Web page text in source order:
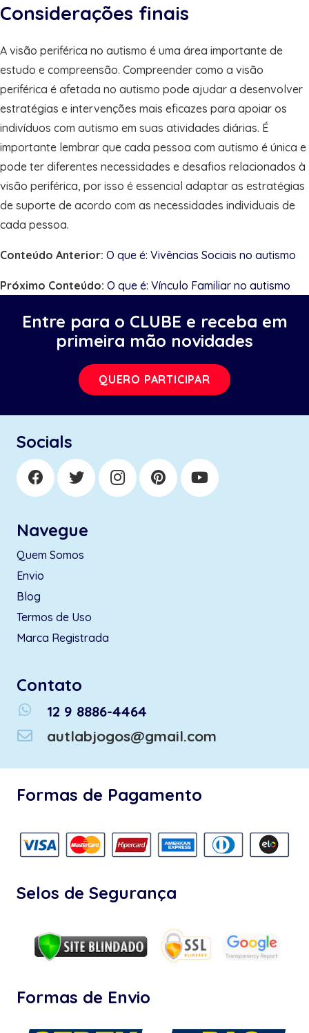
Considerações finais
A visão periférica no autismo é uma área importante de
estudo e compreensão. Compreender como a visão
periférica é afetada no autismo pode ajudar a desenvolver
estratégias e intervenções mais eficazes para apoiar os
indivíduos com autismo em suas atividades diárias. É
importante lembrar que cada pessoa com autismo é única e
pode ter diferentes necessidades e desafios relacionados à
visão periférica, por isso é essencial adaptar as estratégias
de suporte de acordo com as necessidades individuais de
cada pessoa.
Conteúdo Anterior: O que é: Vivências Sociais no autismo
Próximo Conteúdo: O que é: Vínculo Familiar no autismo
Entre para o CLUBE e receba em
primeira mão novidades
QUERO PARTICIPAR
Socials
Navegue
Quem Somos
Envio
Blog
Termos de Uso
Marca Registrada
Contato
whatsapp
12 9 8886-4464
autlabjogos@gmail.com
Formas de Pagamento
Selos de Segurança
Formas de Envio